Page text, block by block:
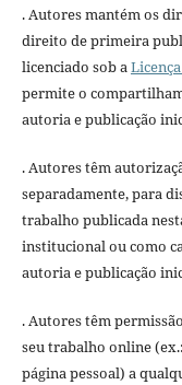
. Autores mantém os
direito de primeira
licenciado sob a
permite o
autoria e publicação
. Autores têm
separadamente, para
trabalho publicada
institucional ou como
autoria e publicação
. Autores têm
seu trabalho online
página pessoal) a